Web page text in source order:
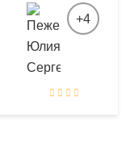
+4